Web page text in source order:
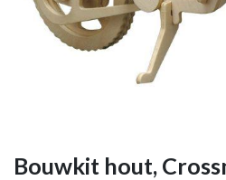
Bouwkit hout,